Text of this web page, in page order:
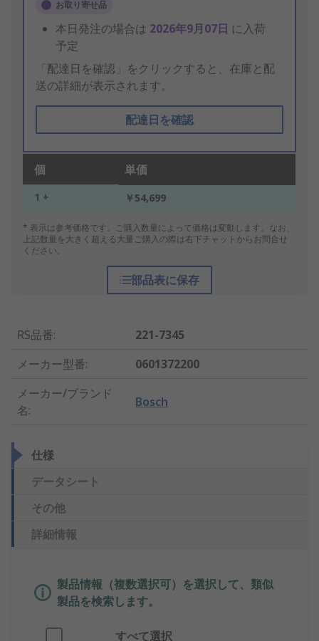
お取り寄せ品
本日発注の場合は 2026年9月07日 に入荷
予定
「配達日を確認」をクリックすると、在庫と配
送の詳細が表示されます。
配達日を確認
個 単価
1 + ￥54,699
* 表示は参考価格です。ご購入数量によって価格は変動します。なお、
上記数量を大きく超える大量ご購入の際は右下チャットからお問合せ
ください。
部品表に保存
RS品番:
221-7345
メーカー型番:
0601372200
メーカー/ブランド
名:
Bosch
仕様
データシート
その他
詳細情報
製品情報（複数選択可）を選択して、類似
製品を検索します。
すべて選択